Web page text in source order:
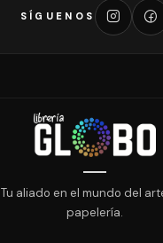
SÍGUENOS
Tu aliado en el mundo del
papelería.